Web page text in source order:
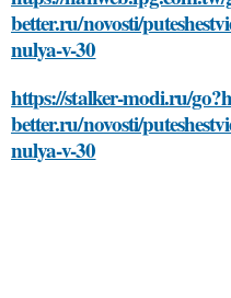
better.ru/novosti/
nulya-v-30
https://stalker-modi.ru/
better.ru/novosti/
nulya-v-30